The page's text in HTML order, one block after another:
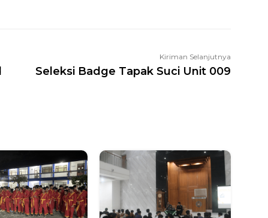
Kiriman Selanjutnya
Seleksi Badge Tapak Suci Unit 009